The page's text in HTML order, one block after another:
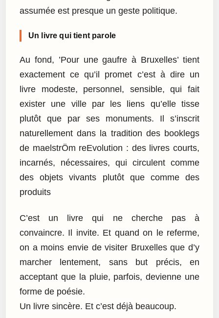
assumée est presque un geste politique.
Un livre qui tient parole
Au fond, ’Pour une gaufre à Bruxelles’ tient
exactement ce qu’il promet c’est à dire un
livre modeste, personnel, sensible, qui fait
exister une ville par les liens qu’elle tisse
plutôt que par ses monuments. Il s’inscrit
naturellement dans la tradition des booklegs
de maelstrÖm reEvolution : des livres courts,
incarnés, nécessaires, qui circulent comme
des objets vivants plutôt que comme des
produits
C’est un livre qui ne cherche pas à
convaincre. Il invite. Et quand on le referme,
on a moins envie de visiter Bruxelles que d’y
marcher lentement, sans but précis, en
acceptant que la pluie, parfois, devienne une
forme de poésie.
Un livre sincère. Et c’est déjà beaucoup.